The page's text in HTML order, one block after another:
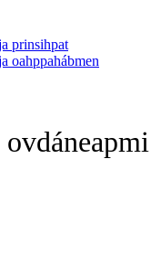
prinsihpat
oahppahábmen